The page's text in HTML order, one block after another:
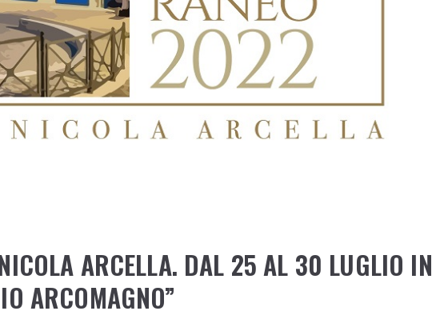
ARCELLA. DAL 25 AL 30 LUGLIO IN
ARCOMAGNO”